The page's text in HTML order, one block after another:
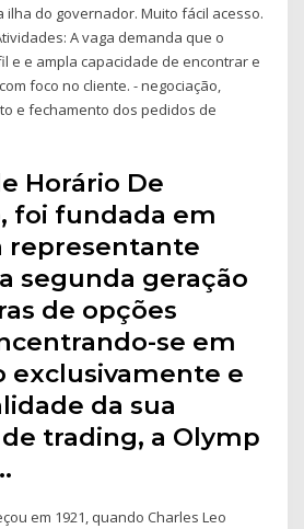
do governador. Muito fácil acesso.
A vaga demanda que o
e e ampla capacidade de encontrar e
foco no cliente. - negociação,
e fechamento dos pedidos de
Horário De
foi fundada em
representante
segunda geração
de opções
se em
exclusivamente e
da sua
trading, a Olymp
em 1921, quando Charles Leo